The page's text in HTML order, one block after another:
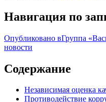
Навигация по
Опубликовано вГруппа
новости
Содержание
Независимая оценка
Противодействие